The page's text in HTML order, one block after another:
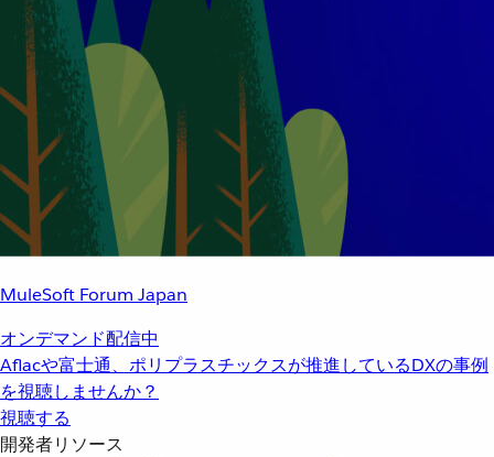
MuleSoft Forum Japan
オンデマンド配信中
Aflacや富士通、ポリプラスチックスが推進しているDXの事例
を視聴しませんか？
視聴する
開発者リソース